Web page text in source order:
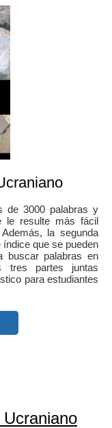
de 3000 palabras y
le resulte más fácil
la segunda
que se pueden
buscar palabras en
tres partes juntas
para estudiantes